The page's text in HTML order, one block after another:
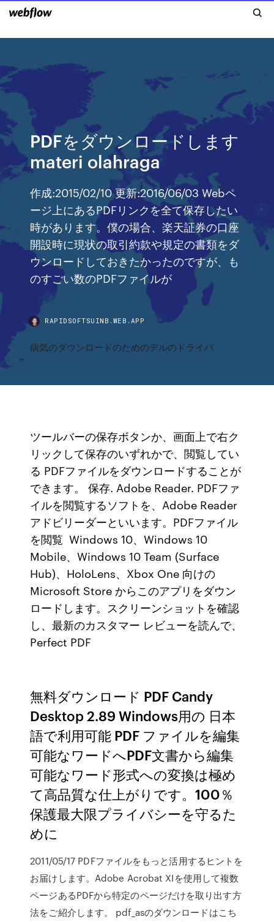
PDFをダウンロードします
materi olahraga
作成:2015/02/10 更新:2016/06/03 Webペ
ージ上にあるPDFリンクを全て保存したい
時があります。僕の場合、楽天証券の口座
開設時に現状の取引約款や規定の書類をダ
ウンロードしておきたかったのですが、も
のすごい数のPDFファイルが
RAPIDSOFTSUINB.WEB.APP
病気のダウンロードのためのデルのドライバ
ツールバーの保存ボタンか、画面上で右ク
リックして保存のいずれかで、閲覧してい
る PDFファイルをダウンロードすることが
できます。 保存. Adobe Reader. PDFファ
イルを閲覧するソフトを、Adobe Reader
アドビリーダーといいます。PDFファイル
を閲覧 Windows 10、Windows 10
Mobile、Windows 10 Team (Surface
Hub)、HoloLens、Xbox One 向けの
Microsoft Store からこのアプリをダウン
ロードします。スクリーンショットを確認
し、最新のカスタマー レビューを読んで、
Perfect PDF
無料ダウンロード PDF Candy
Desktop 2.89 Windows用の 日本
語で利用可能 PDF ファイルを編集
可能なワードへPDF文書から編集
可能なワード形式への変換は極め
て高品質な仕上がりです。100％
保護最大限プライバシーを守るた
めに
2011/05/17 PDFファイルをもっと活用するヒントを
お届けします。Adobe Acrobat XIを使用して複数
ページあるPDFから特定のページだけを取り出す方
法をご紹介します。 pdf_asのダウンロードはこち